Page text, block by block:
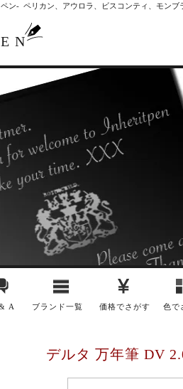
ン- ペリカン、アウロラ、ビスコンティ、モン
EN
A ブランド一覧 価格でさがす 色で
デルタ 万年筆 DV